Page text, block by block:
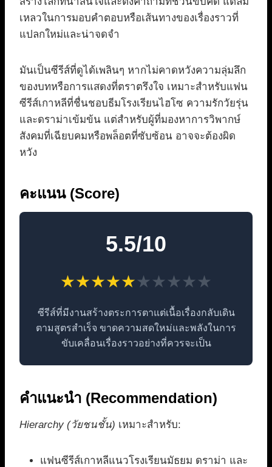
เหลวในการมอบคำตอบหรือเส้นทางของเรื่องราวที่
แปลกใหม่และน่าจดจำ
มันเป็นซีรีส์ที่ดูได้เพลินๆ หากไม่คาดหวังความลุ่มลึก
ของบทหรือการแสดงที่ตราตรึงใจ เหมาะสำหรับแฟน
ซีรีส์เกาหลีที่ชื่นชอบธีมโรงเรียนไฮโซ ความรักวัยรุ่น
และดราม่าเข้มข้น แต่สำหรับผู้ที่มองหาการวิพากษ์
สังคมที่เฉียบคมหรือพล็อตที่ซับซ้อน อาจจะต้องผิด
หวัง
คะแนน (Score)
5.5/10
★★★★★★★★★★
ซีรีส์ที่มีงานสร้างตระการตาแต่เนื้อเรื่องกลับเดิน
ตามสูตรสำเร็จ ขาดความสดใหม่และพลังในการ
ขับเคลื่อนเรื่องราวอย่างที่ควรจะเป็น
คำแนะนำ (Recommendation)
Hierarchy (วัยชนชั้น) เหมาะสำหรับ:
แฟนซีรีส์เกาหลีแนวโรงเรียนมัธยม ดราม่า และ